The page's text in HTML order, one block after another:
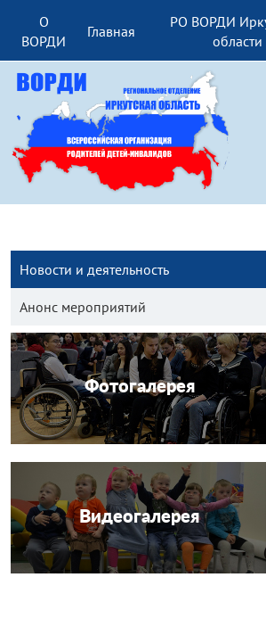
О
ВОРДИ
Главная
РО ВОРДИ
области
Новости и деятельность
Анонс мероприятий
Фотогалерея
Видеогалерея